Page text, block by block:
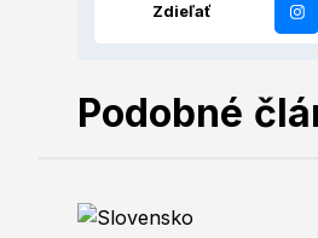
Zdieľať
Podobné